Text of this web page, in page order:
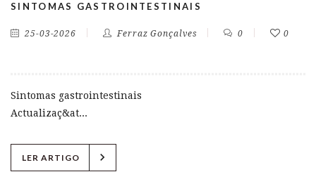
SINTOMAS GASTROINTESTINAIS
25-03-2026 Ferraz Gonçalves 0 0
Sintomas gastrointestinais
Actualizaç&at...
LER ARTIGO chevron_right